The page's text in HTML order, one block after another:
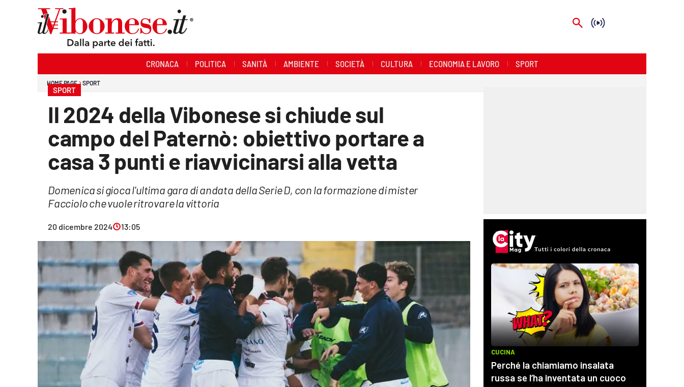
Streaming
Lac Network
CRONACA POLITICA SANITÀ AMBIENTE SOCIETÀ CULTURA ECONOMIA E LAVORO SPORT
HOME PAGE SPORT
SPORT
Il 2024 della Vibonese si chiude sul
campo del Paternò: obiettivo portare a
casa 3 punti e riavvicinarsi alla vetta
Domenica si gioca l'ultima gara di andata della Serie D, con la formazione di mister
Facciolo che vuole ritrovare la vittoria
20 dicembre 2024 13:05